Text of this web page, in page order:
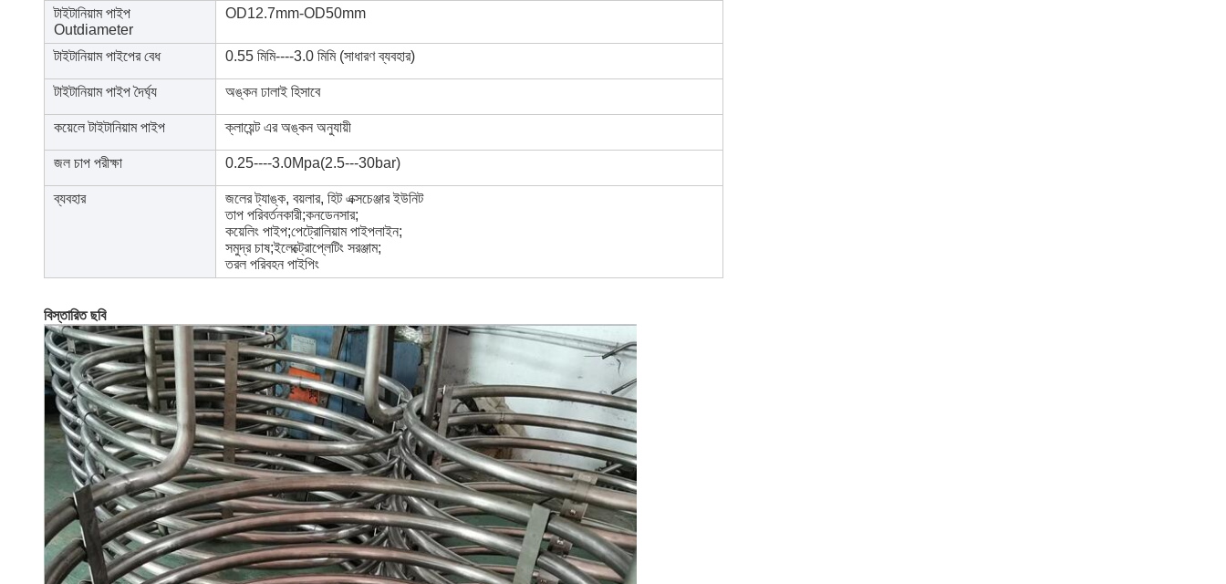
টাইটানিয়াম পাইপ
Outdiameter
OD12.7mm-OD50mm
টাইটানিয়াম পাইপের বেধ 0.55 মিমি----3.0 মিমি (সাধারণ ব্যবহার)
টাইটানিয়াম পাইপ দৈর্ঘ্য অঙ্কন ঢালাই হিসাবে
কয়েলে টাইটানিয়াম পাইপ ক্লায়েন্ট এর অঙ্কন অনুযায়ী
জল চাপ পরীক্ষা 0.25----3.0Mpa(2.5---30bar)
ব্যবহার
জলের ট্যাঙ্ক, বয়লার, হিট এক্সচেঞ্জার ইউনিট
তাপ পরিবর্তনকারী;কনডেনসার;
কয়েলিং পাইপ;পেট্রোলিয়াম পাইপলাইন;
সমুদ্র চাষ;ইলেক্ট্রোপ্লেটিং সরঞ্জাম;
তরল পরিবহন পাইপিং
বিস্তারিত ছবি